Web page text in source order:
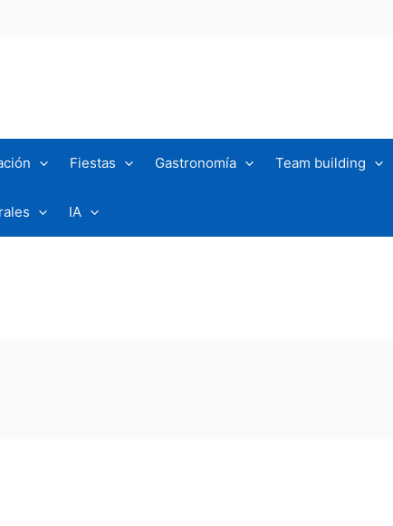
Fiestas Gastronomía Team building
IA